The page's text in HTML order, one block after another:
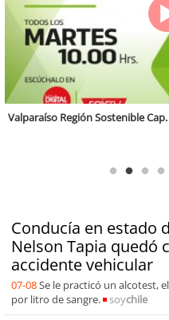
Conducía en estado
Nelson Tapia quedó
accidente vehicular
07-08Se le practicó un alcotest,
por litro de sangre.
soychile